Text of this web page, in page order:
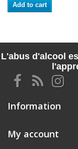
Add to cart
L'abus d'alcool
Information
My account